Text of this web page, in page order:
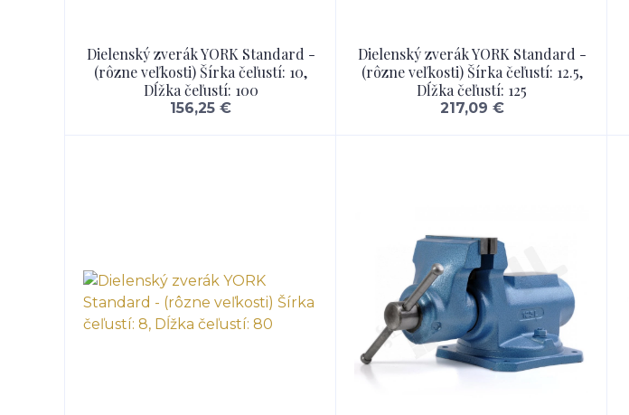
Dielenský zverák YORK Standard -
(rôzne veľkosti) Šírka čeľustí: 10,
Dĺžka čeľustí: 100
156,25 €
Dielenský zverák YORK Standard -
(rôzne veľkosti) Šírka čeľustí: 12.5,
Dĺžka čeľustí: 125
217,09 €